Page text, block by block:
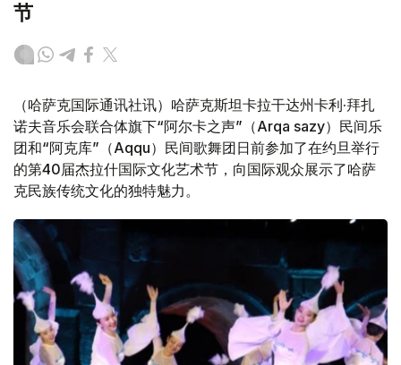
节
（哈萨克国际通讯社讯）哈萨克斯坦卡拉干达州卡利·拜扎
诺夫音乐会联合体旗下“阿尔卡之声”（Arqa sazy）民间乐
团和“阿克库”（Aqqu）民间歌舞团日前参加了在约旦举行
的第40届杰拉什国际文化艺术节，向国际观众展示了哈萨
克民族传统文化的独特魅力。